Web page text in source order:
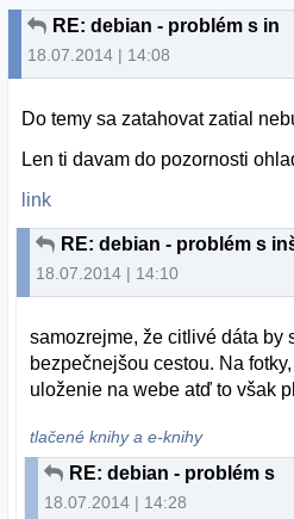
18.07.2014 | 14:08
Do temy sa zatahovat zatial
Len ti davam do pozornosti
link
18.07.2014 | 14:10
samozrejme, že citlivé dáta by
bezpečnejšou cestou. Na
uloženie na webe atď to však
tlačené knihy a e-knihy
18.07.2014 | 14:28